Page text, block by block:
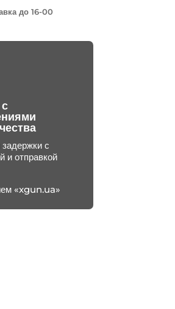
до 16-00
с
и отправкой
«xgun.ua»